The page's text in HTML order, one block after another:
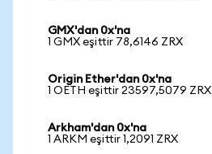
GMX'dan 0x'na
1 GMX eşittir 78,6146 ZRX
Origin Ether'dan 0x'na
1 OETH eşittir 23597,5079 ZRX
Arkham'dan 0x'na
1 ARKM eşittir 1,2091 ZRX